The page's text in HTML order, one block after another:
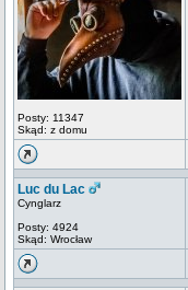
Posty: 11347
Skąd: z domu
Luc du Lac
Cynglarz
Posty: 4924
Skąd: Wrocław